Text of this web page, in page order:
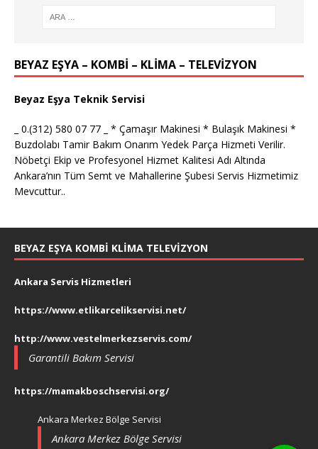
BEYAZ EŞYA – KOMBİ – KLİMA – TELEVİZYON
Beyaz Eşya Teknik Servisi
_ 0.(312) 580 07 77 _ * Çamaşır Makinesi * Bulaşık Makinesi *
Buzdolabı Tamir Bakım Onarım Yedek Parça Hizmeti Verilir.
Nöbetçi Ekip ve Profesyonel Hizmet Kalitesi Adı Altında
Ankara’nın Tüm Semt ve Mahallerine Şubesi Servis Hizmetimiz
Mevcuttur..
BEYAZ EŞYA KOMBI KLIMA TELEVIZYON
Ankara Servis Hizmetleri
https://www.etlikarcelikservisi.net/
http://www.vestelmerkezservis.com/
Garantili Bakım Servisi
https://mamakboschservisi.org/
Ankara Merkez Bölge Servisi
Ankara Merkez Bölge Servisi